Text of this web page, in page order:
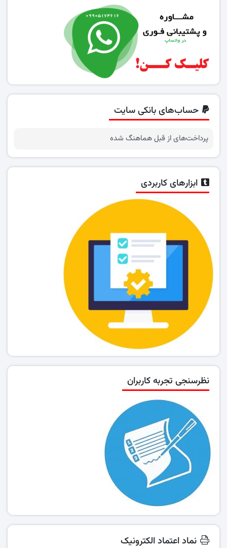
حساب‌های بانکی سایت
پرداخت‌های از قبل هماهنگ شده
ابزارهای کاربردی
نظرسنجی تجربه کاربران
نماد اعتماد الکترونیک